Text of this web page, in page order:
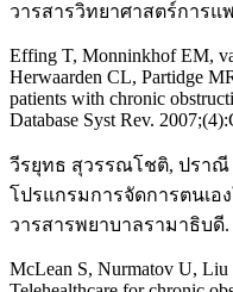
วารสารวิทยาศาสตร์การแพ
Effing T, Monninkhof EM,
Herwaarden CL, Partidge
patients with chronic
Database Syst Rev.
วีรยุทธ สุวรรณโชติ, ปราณี
โปรแกรมการจัดการตนเอ
วารสารพยาบาลรามาธิบดี.
McLean S, Nurmatov U, Liu